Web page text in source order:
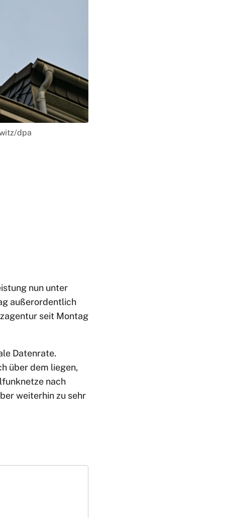
dpa
nun unter
außerordentlich
seit Montag
Datenrate.
über dem liegen,
nach
weiterhin zu sehr